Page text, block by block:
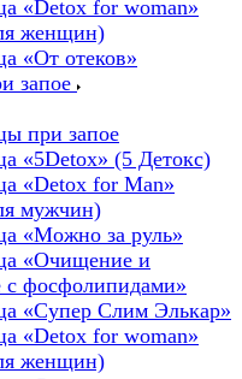
«Detox for woman»
женщин)
«От отеков»
запое
при запое
«5Detox» (5 Детокс)
«Detox for Man»
мужчин)
«Можно за руль»
«Очищение и
с фосфолипидами»
«Супер Слим Элькар»
«Detox for woman»
женщин)